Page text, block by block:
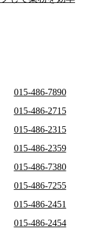
015-486-7890
015-486-2715
015-486-2315
015-486-2359
015-486-7380
015-486-7255
015-486-2451
015-486-2454